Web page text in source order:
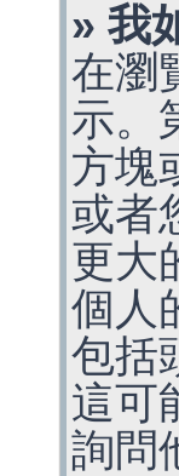
» 我
在瀏
示。
方塊
或者
更大
個人
包括
這可
詢問